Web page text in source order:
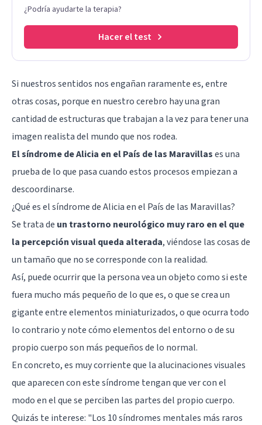
¿Podría ayudarte la terapia?
Hacer el test
Si nuestros sentidos nos engañan raramente es, entre
otras cosas, porque en nuestro cerebro hay una gran
cantidad de estructuras que trabajan a la vez para tener una
imagen realista del mundo que nos rodea.
El síndrome de Alicia en el País de las Maravillases una
prueba de lo que pasa cuando estos procesos empiezan a
descoordinarse.
¿Qué es el síndrome de Alicia en el País de las Maravillas?
Se trata de un trastorno neurológico muy raro en el que
la percepción visual queda alterada, viéndose las cosas de
un tamaño que no se corresponde con la realidad.
Así, puede ocurrir que la persona vea un objeto como si este
fuera mucho más pequeño de lo que es, o que se crea un
gigante entre elementos miniaturizados, o que ocurra todo
lo contrario y note cómo elementos del entorno o de su
propio cuerpo son más pequeños de lo normal.
En concreto, es muy corriente que la alucinaciones visuales
que aparecen con este síndrome tengan que ver con el
modo en el que se perciben las partes del propio cuerpo.
Quizás te interese: "Los 10 síndromes mentales más raros